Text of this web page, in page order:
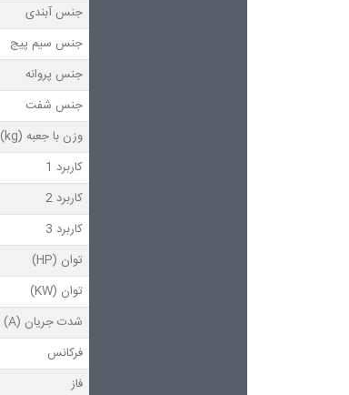
جنس آبندی
جنس سیم پیج
جنس پروانه
جنس شفت
وزن با جعبه (kg)
کاربرد 1
کاربرد 2
کاربرد 3
توان (HP)
توان (KW)
شدت جریان (A)
فرکانس
فاز